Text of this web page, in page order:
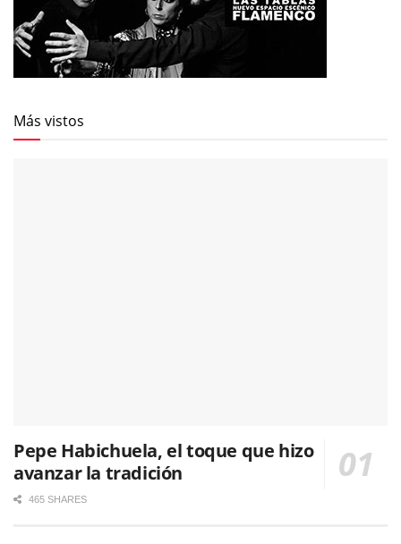
Más vistos
Pepe Habichuela, el toque que hizo
avanzar la tradición
465 SHARES